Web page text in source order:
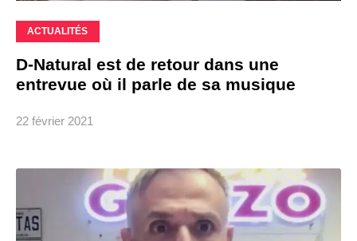
ACTUALITÉS
D-Natural est de retour dans une
entrevue où il parle de sa musique
22 février 2021